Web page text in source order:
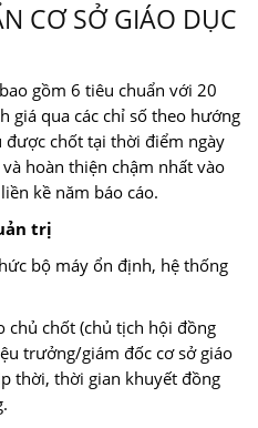
CƠ SỞ GIÁO DỤC
gồm 6 tiêu chuẩn với 20
giá qua các chỉ số theo hướng
được chốt tại thời điểm ngày
hoàn thiện chậm nhất vào
kề năm báo cáo.
trị
bộ máy ổn định, hệ thống
chủ chốt (chủ tịch hội đồng
trưởng/giám đốc cơ sở giáo
thời, thời gian khuyết đồng